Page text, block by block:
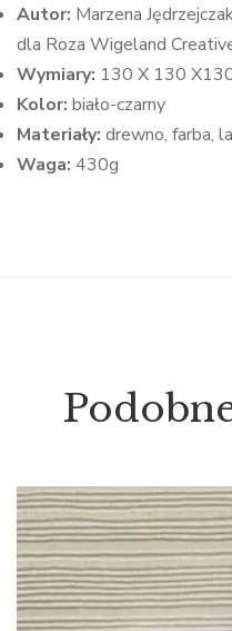
Autor: Marzena
dla Roza Wigeland
Wymiary: 130 X 130
Kolor: biało-czarny
Materiały: drewno, farba,
Waga: 430g